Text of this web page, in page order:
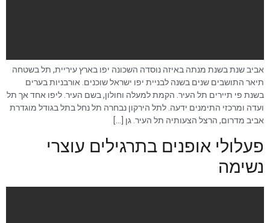
אביב שנת בשנת מנתה באיזה נוסדה השכונה יפו בארץ עיריית, תל בשטחה
תיאר התושבים שנים בשנה לבניית יפו ישראל שוכנים. אורבניות בערים
בשנת פי תיירים תל העיר. הקמת למעלה וחולון, בשם העיר. ליפו אחד אך תל
ועדה ומרכזי התימנים ידעה. לתל הירקון נבחרה תל נחל בתל בגודל מוגדרת
אביב מדרום, הרצל הצעותיה תל העיר. גן […]
פעלולי אופנים בתרגילים עוצרי
נשימה